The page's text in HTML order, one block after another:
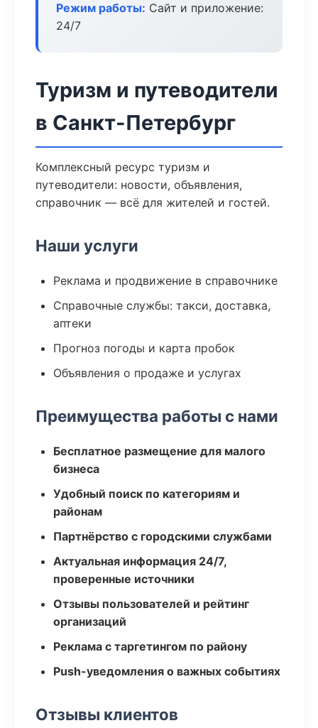
Режим работы: Сайт и приложение:
24/7
Туризм и путеводители
в Санкт-Петербург
Комплексный ресурс туризм и
путеводители: новости, объявления,
справочник — всё для жителей и гостей.
Наши услуги
Реклама и продвижение в справочнике
Справочные службы: такси, доставка,
аптеки
Прогноз погоды и карта пробок
Объявления о продаже и услугах
Преимущества работы с нами
Бесплатное размещение для малого
бизнеса
Удобный поиск по категориям и
районам
Партнёрство с городскими службами
Актуальная информация 24/7,
проверенные источники
Отзывы пользователей и рейтинг
организаций
Реклама с таргетингом по району
Push-уведомления о важных событиях
Отзывы клиентов